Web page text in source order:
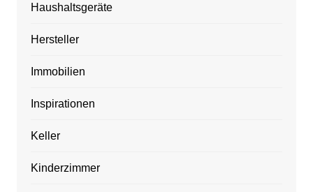
Haushaltsgeräte
Hersteller
Immobilien
Inspirationen
Keller
Kinderzimmer